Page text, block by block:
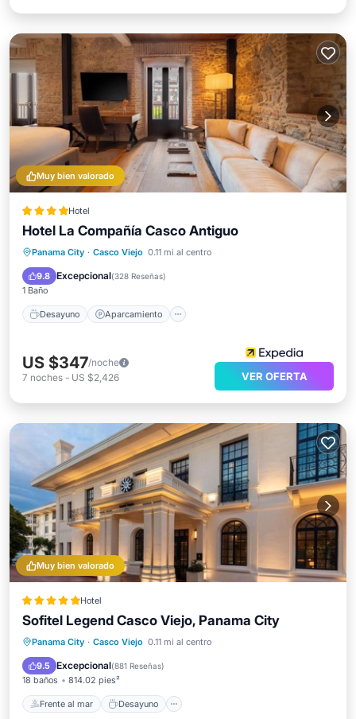
Muy bien valorado
Hotel
Hotel La Compañía Casco Antiguo
Panama City · Casco Viejo 0.11 mi al centro
9.8 Excepcional(328 Reseñas)
1 Baño
Desayuno Aparcamiento
Desayuno Aparcamiento
Spa
US $347/noche
7 noches - US $2,426 VER OFERTA
Muy bien valorado
Hotel
Sofitel Legend Casco Viejo, Panama City
Panama City · Casco Viejo 0.11 mi al centro
9.5 Excepcional(881 Reseñas)
18 baños 814.02 pies²
Frente al mar Desayuno
Frente al mar
Desayuno
Aparcamiento